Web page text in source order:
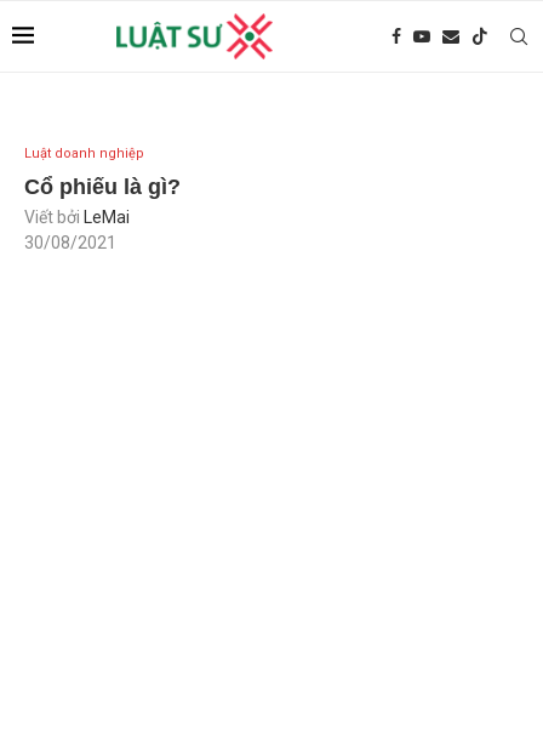
Luật doanh nghiệp
Cổ phiếu là gì?
Viết bởi
LeMai
30/08/2021